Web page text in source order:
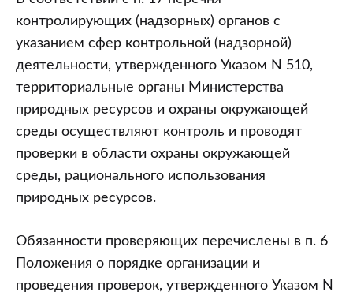
контролирующих (надзорных) органов с
указанием сфер контрольной (надзорной)
деятельности, утвержденного Указом N 510,
территориальные органы Министерства
природных ресурсов и охраны окружающей
среды осуществляют контроль и проводят
проверки в области охраны окружающей
среды, рационального использования
природных ресурсов.
Обязанности проверяющих перечислены в п. 6
Положения о порядке организации и
проведения проверок, утвержденного Указом N